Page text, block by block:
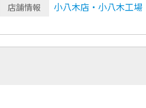
店舗情報 小八木店・小八木工場